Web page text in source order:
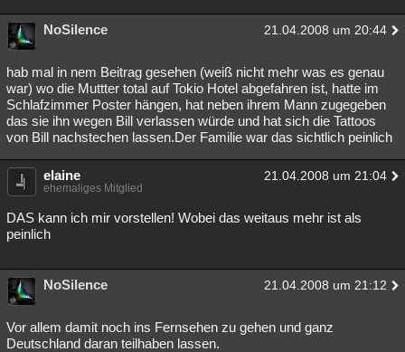
NoSilence 21.04.2008 um 20:44
hab mal in nem Beitrag gesehen (weiß nicht mehr was es genau
war) wo die Muttter total auf Tokio Hotel abgefahren ist, hatte im
Schlafzimmer Poster hängen, hat neben ihrem Mann zugegeben
das sie ihn wegen Bill verlassen würde und hat sich die Tattoos
von Bill nachstechen lassen.Der Familie war das sichtlich peinlich
elaine 21.04.2008 um 21:04
ehemaliges Mitglied
DAS kann ich mir vorstellen! Wobei das weitaus mehr ist als
peinlich
NoSilence 21.04.2008 um 21:12
Vor allem damit noch ins Fernsehen zu gehen und ganz
Deutschland daran teilhaben lassen.